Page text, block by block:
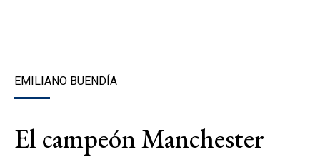
EMILIANO BUENDÍA
El campeón Manchester